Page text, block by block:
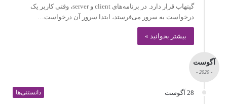
گیتهاب قرار دارد. در برنامه‌های client و server، وقتی کاربر یک
درخواست به سرور می‌فرستد، ابتدا سرور آن درخواست…
بیشتر بخوانید »
آگوست
- 2020 -
28 آگوست دانستنی‌ها